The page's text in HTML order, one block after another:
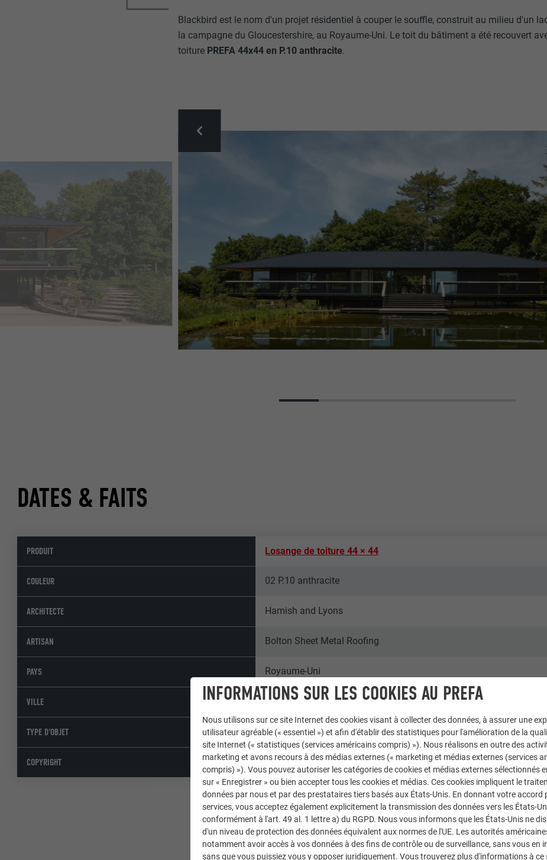
Blackbird est le nom d'un projet résidentiel à couper le souffle, construit au milieu d'un
la campagne du Gloucestershire, au Royaume-Uni. Le toit du bâtiment a été recouvert
toiture PREFA 44x44 en P.10 anthracite.
DATES & FAITS
PRODUIT Losange de toiture 44 × 44
COULEUR 02 P.10 anthracite
ARCHITECTE Hamish and Lyons
ARTISAN Bolton Sheet Metal Roofing
PAYS Royaume-Uni
VILLE Gloucestershire
TYPE D'OBJET Maisons individuelles
COPYRIGHT © James Brittain
INFORMATIONS SUR LES COOKIES AU PREFA
Nous utilisons sur ce site Internet des cookies visant à collecter des données, à assurer une
utilisateur agréable (« essentiel ») et afin d'établir des statistiques pour l'amélioration de la
site Internet (« statistiques (services américains compris) »). Nous réalisons en outre des
marketing et avons recours à des médias externes (« marketing et médias externes (services
compris) »). Vous pouvez autoriser les catégories de cookies et médias externes sélectionnés
sur « Enregistrer » ou bien accepter tous les cookies et médias. Ces cookies impliquent le
données par nous et par des prestataires tiers basés aux États-Unis. En donnant votre accord
services, vous acceptez également explicitement la transmission des données vers les États-
conformément à l'art. 49 al. 1 lettre a) du RGPD. Nous vous informons que les États-Unis ne
d'un niveau de protection des données équivalent aux normes de l'UE. Les autorités
notamment avoir accès à vos données à des fins de contrôle ou de surveillance, sans vous en
sans que vous puissiez vous y opposer juridiquement. Vous trouverez plus d'informations à ce